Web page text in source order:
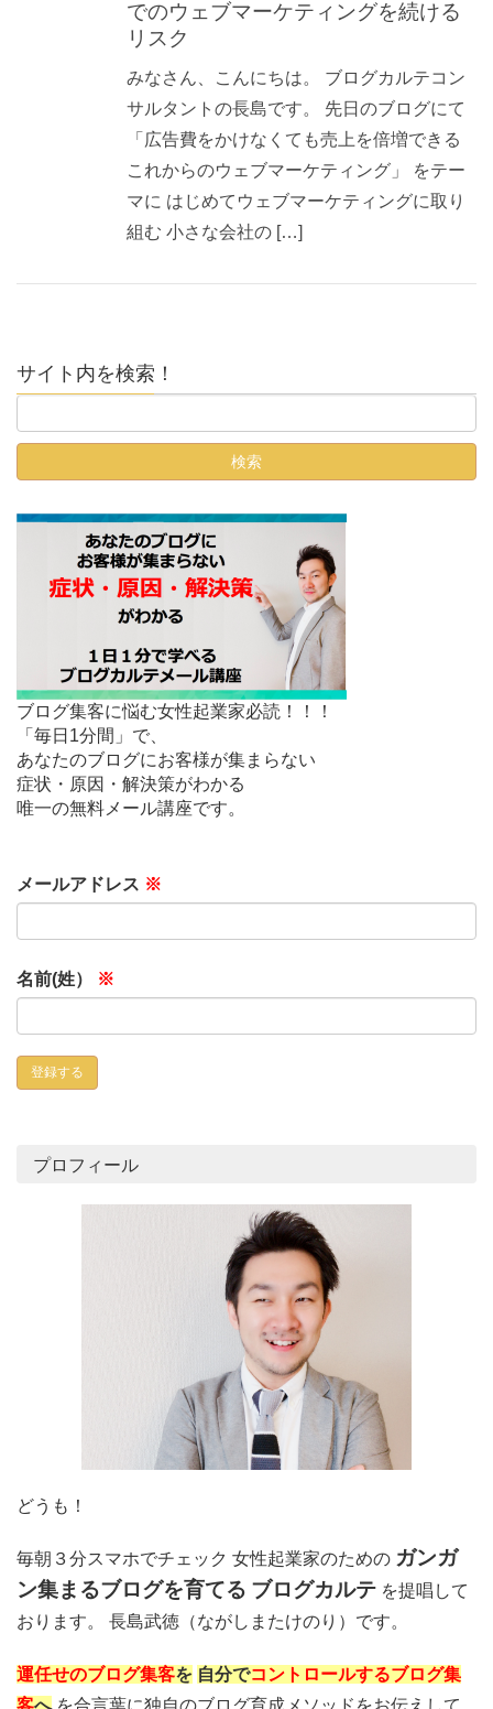
でのウェブマーケティングを続ける
リスク
みなさん、こんにちは。 ブログカルテコン
サルタントの長島です。 先日のブログにて
「広告費をかけなくても売上を倍増できる
これからのウェブマーケティング」 をテー
マに はじめてウェブマーケティングに取り
組む 小さな会社の […]
サイト内を検索！
ブログ集客に悩む女性起業家必読！！！
「毎日1分間」で、
あなたのブログにお客様が集まらない
症状・原因・解決策がわかる
唯一の無料メール講座です。
メールアドレス ※
名前(姓） ※
プロフィール
どうも！
毎朝３分スマホでチェック 女性起業家のための ガンガ
ン集まるブログを育てる ブログカルテ を提唱して
おります。 長島武徳（ながしまたけのり）です。
運任せのブログ集客を 自分でコントロールするブログ集
客へを合言葉に独自のブログ育成メソッドをお伝えして